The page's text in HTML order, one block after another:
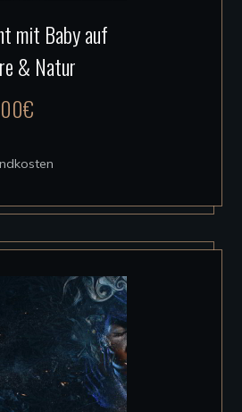
Produkt
weist
Die
auf
der
Produktseite
gewählt
werden
mit Baby auf
& Natur
€